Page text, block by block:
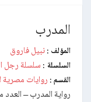
المدرب
المؤلف : نبيل فاروق
السلسلة : سلسلة رجل
القسم : روايات مصرية
رواية المدرب –